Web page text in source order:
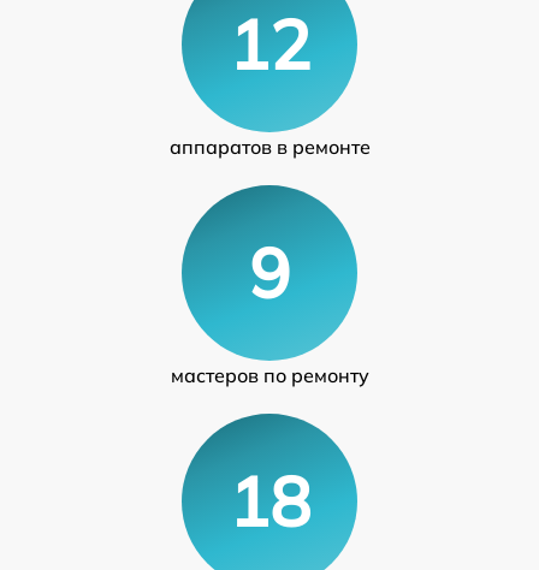
12
аппаратов в ремонте
9
мастеров по ремонту
18